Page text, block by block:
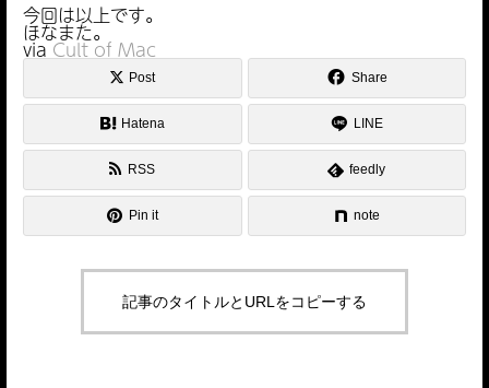
今回は以上です。
ほなまた。
viaCult of Mac
Post Share
Hatena LINE
RSS feedly
Pin it note
記事のタイトルとURLをコピーする